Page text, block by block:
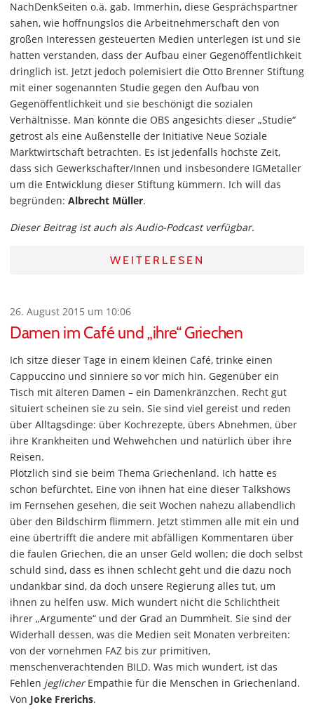
NachDenkSeiten o.ä. gab. Immerhin, diese Gesprächspartner
sahen, wie hoffnungslos die Arbeitnehmerschaft den von
großen Interessen gesteuerten Medien unterlegen ist und sie
hatten verstanden, dass der Aufbau einer Gegenöffentlichkeit
dringlich ist. Jetzt jedoch polemisiert die Otto Brenner Stiftung
mit einer sogenannten Studie gegen den Aufbau von
Gegenöffentlichkeit und sie beschönigt die sozialen
Verhältnisse. Man könnte die OBS angesichts dieser „Studie“
getrost als eine Außenstelle der Initiative Neue Soziale
Marktwirtschaft betrachten. Es ist jedenfalls höchste Zeit,
dass sich Gewerkschafter/Innen und insbesondere IGMetaller
um die Entwicklung dieser Stiftung kümmern. Ich will das
begründen: Albrecht Müller.
Dieser Beitrag ist auch als Audio-Podcast verfügbar.
WEITERLESEN
26. August 2015 um 10:06
Damen im Café und „ihre“ Griechen
Ich sitze dieser Tage in einem kleinen Café, trinke einen
Cappuccino und sinniere so vor mich hin. Gegenüber ein
Tisch mit älteren Damen – ein Damenkränzchen. Recht gut
situiert scheinen sie zu sein. Sie sind viel gereist und reden
über Alltagsdinge: über Kochrezepte, übers Abnehmen, über
ihre Krankheiten und Wehwehchen und natürlich über ihre
Reisen.
Plötzlich sind sie beim Thema Griechenland. Ich hatte es
schon befürchtet. Eine von ihnen hat eine dieser Talkshows
im Fernsehen gesehen, die seit Wochen nahezu allabendlich
über den Bildschirm flimmern. Jetzt stimmen alle mit ein und
eine übertrifft die andere mit abfälligen Kommentaren über
die faulen Griechen, die an unser Geld wollen; die doch selbst
schuld sind, dass es ihnen schlecht geht und die dazu noch
undankbar sind, da doch unsere Regierung alles tut, um
ihnen zu helfen usw. Mich wundert nicht die Schlichtheit
ihrer „Argumente“ und der Grad an Dummheit. Sie sind der
Widerhall dessen, was die Medien seit Monaten verbreiten:
von der vornehmen FAZ bis zur primitiven,
menschenverachtenden BILD. Was mich wundert, ist das
Fehlen jeglicherEmpathie für die Menschen in Griechenland.
Von Joke Frerichs.